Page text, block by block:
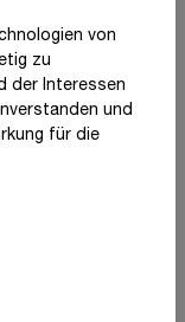
von
zu
der Interessen
und
für die